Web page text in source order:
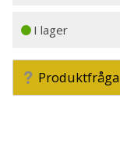
I lager
Produktfråga